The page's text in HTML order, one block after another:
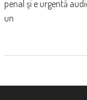
penal şi e urgentă
un